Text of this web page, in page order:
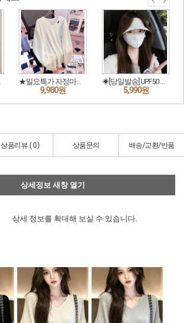
상품리뷰 ( 0) 상품문의 배송/교환/반품
상세정보 새창 열기
상세 정보를 확대해 보실 수 있습니다.